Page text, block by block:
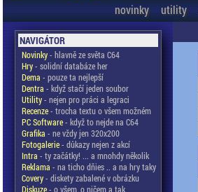
novinky utility
NAVIGÁTOR
Novinky- hlavně ze světa C64
Hry- solidní databáze her
Dema - pouze ta nejlepší
Dentra - když stačí jeden soubor
Utility- nejen pro práci a legraci
Recenze- trocha textu o všem možném
PC Software- když to nejde na C64
Grafika - ne vždy jen 320x200
Fotogalerie- důkazy nejen z akcí
Intra - ty začátky! ... a mnohdy několik
Reklama - na ticho dňies .. a na hry taky
Covery- diskety zabalené v obrázku
Diskuze- o všem, o ničem a tak